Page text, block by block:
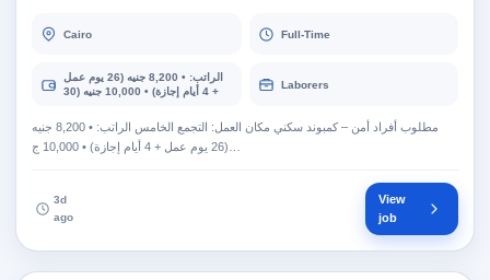
Cairo Full-Time
الراتب: • 8,200 جنيه (26 يوم عمل
+ 4 أيام إجازة) • 10,000 جنيه (30
Laborers
مطلوب أفراد أمن – كمبوند سكني مكان العمل: التجمع الخامس الراتب: • 8,200 جنيه
3d
ago
View
job